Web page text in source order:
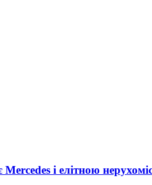
і елітною